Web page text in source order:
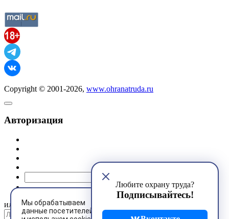
Мы обрабатываем
данные посетителей
Любите охрану труда?
Подписывайтесь!
Copyright © 2001-2026, www.ohranatruda.ru
Авторизация
или